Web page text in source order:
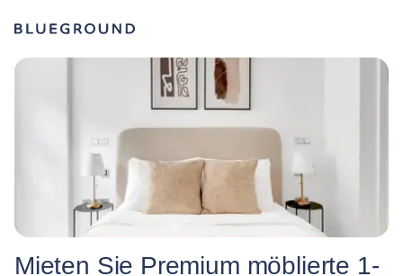
Mieten Sie Premium möblierte 1-